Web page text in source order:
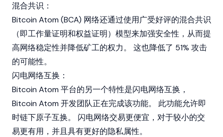
混合共识：
Bitcoin Atom (BCA) 网络还通过使用广受好评的混合共识
（即工作量证明和权益证明）模型来加强安全性，从而提
高网络稳定性并降低矿工的权力。 这也降低了 51% 攻击
的可能性。
闪电网络互换：
Bitcoin Atom 平台的另一个特性是闪电网络互换，
Bitcoin Atom 开发团队正在完成该功能。 此功能允许即
时链下原子互换。 闪电网络交易更便宜，对于较小的交
易更有用，并且具有更好的隐私属性。